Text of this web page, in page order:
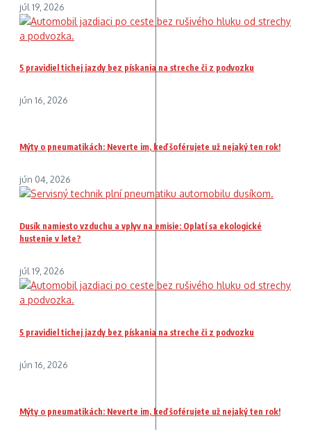
júl 19, 2026
5 pravidiel tichej jazdy bez pískania na streche či z podvozku
jún 16, 2026
Mýty o pneumatikách: Neverte im, keď šoférujete už nejaký ten rok!
jún 04, 2026
Dusík namiesto vzduchu a vplyv na emisie: Oplatí sa ekologické
hustenie v lete?
júl 19, 2026
5 pravidiel tichej jazdy bez pískania na streche či z podvozku
jún 16, 2026
Mýty o pneumatikách: Neverte im, keď šoférujete už nejaký ten rok!